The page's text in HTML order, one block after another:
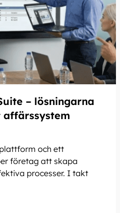
– lösningarna
och ett
företag att skapa
processer. I takt